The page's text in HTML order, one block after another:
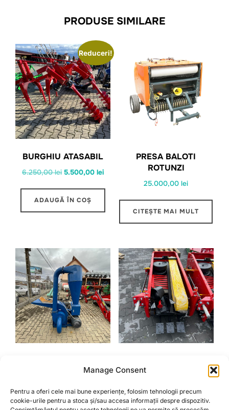
Manage Consent
Pentru a oferi cele mai bune experiențe, folosim tehnologii precum
cookie-urile pentru a stoca și/sau accesa informații despre dispozitiv.
PRODUSE SIMILARE
Reduceri!
BURGHIU ATASABIL
6.250,00lei Prețul
a
5.500,00leiPrețul
5.500,00 lei.
ADAUGĂ ÎN COȘ
PRESA BALOTI
ROTUNZI
25.000,00lei
CITEȘTE MAI MULT
CITEȘTE MAI MULT
CARTOFI CU BANDA
6.500,00lei